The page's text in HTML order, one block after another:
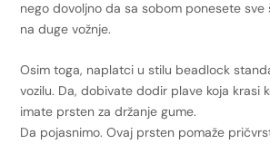
nego dovoljno da sa sobom ponesete
na duge vožnje.
Osim toga, naplatci u stilu beadlock
vozilu. Da, dobivate dodir plave koja krasi
imate prsten za držanje gume.
Da pojasnimo. Ovaj prsten pomaže